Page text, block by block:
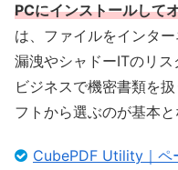
PCにインストールして
は、ファイルをインタ
漏洩やシャドーITのリス
ビジネスで機密書類を
フトから選ぶのが基本と
CubePDF Utility｜ペ